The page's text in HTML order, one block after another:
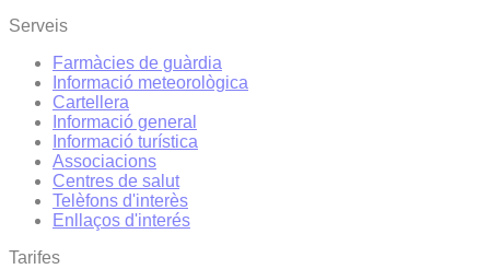
Serveis
Farmàcies de guàrdia
Informació meteorològica
Cartellera
Informació general
Informació turística
Associacions
Centres de salut
Telèfons d'interès
Enllaços d'interés
Tarifes